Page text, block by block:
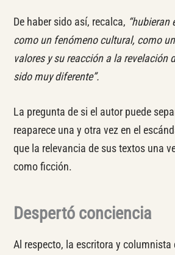
De haber sido así, recalca, “hubieran
como un fenómeno cultural, como
valores y su reacción a la revelación
sido muy diferente”.
La pregunta de si el autor puede
reaparece una y otra vez en el
que la relevancia de sus textos una
como ficción.
Despertó conciencia
Al respecto, la escritora y columnista